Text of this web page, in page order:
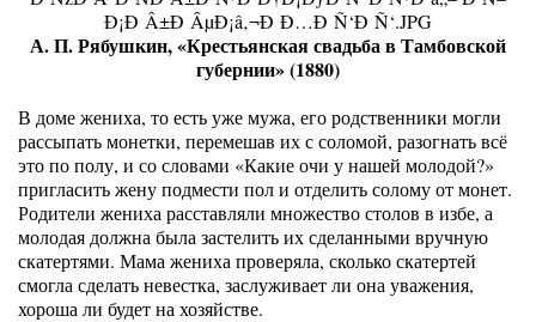
А. П. Рябушкин, «Крестьянская свадьба в Тамбовской
губернии» (1880)
В доме жениха, то есть уже мужа, его родственники могли
рассыпать монетки, перемешав их с соломой, разогнать всё
это по полу, и со словами «Какие очи у нашей молодой?»
пригласить жену подмести пол и отделить солому от монет.
Родители жениха расставляли множество столов в избе, а
молодая должна была застелить их сделанными вручную
скатертями. Мама жениха проверяла, сколько скатертей
смогла сделать невестка, заслуживает ли она уважения,
хороша ли будет на хозяйстве.